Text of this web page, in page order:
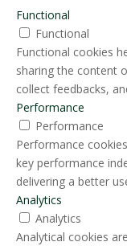
Functional
Functional
Functional cookies
sharing the content
collect feedbacks,
Performance
Performance
Performance
key performance
delivering a better
Analytics
Analytics
Analytical cookies